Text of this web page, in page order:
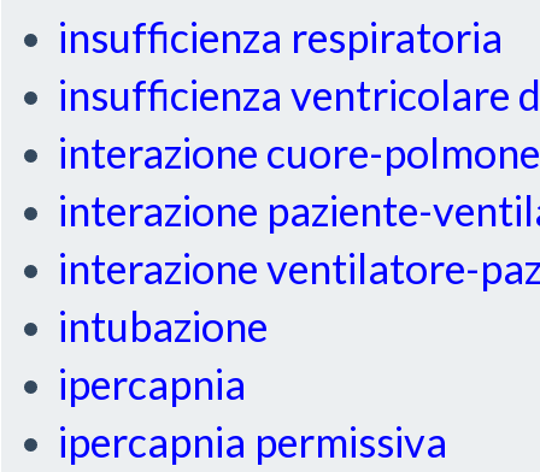
insufficienza respiratoria
insufficienza ventricolare
interazione cuore-polmone
interazione paziente-
interazione ventilatore-
intubazione
ipercapnia
ipercapnia permissiva